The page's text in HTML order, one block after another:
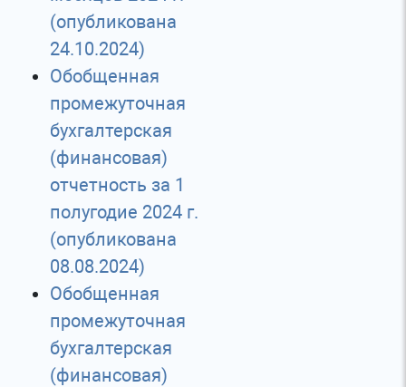
(опубликована
24.10.2024)
Обобщенная
промежуточная
бухгалтерская
(финансовая)
отчетность за 1
полугодие 2024 г.
(опубликована
08.08.2024)
Обобщенная
промежуточная
бухгалтерская
(финансовая)